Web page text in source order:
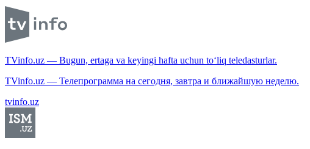
TVinfo.uz — Bugun, ertaga va keyingi hafta uchun to‘liq teledasturlar.
TVinfo.uz — Телепрограмма на сегодня, завтра и ближайшую неделю.
tvinfo.uz